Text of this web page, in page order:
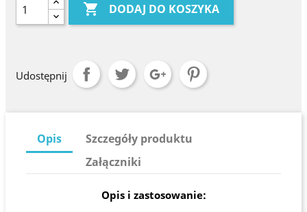
 DODAJ DO KOSZYKA
Udostępnij
Opis
Szczegóły produktu
Załączniki
Opis i zastosowanie: